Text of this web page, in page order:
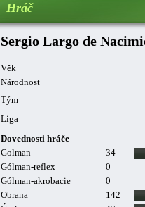
Hráč
Sergio Largo de
Věk
Národnost
Tým
Liga
Dovednosti hráče
Golman
34
Gólman-reflex
0
Gólman-akrobacie
0
Obrana
142